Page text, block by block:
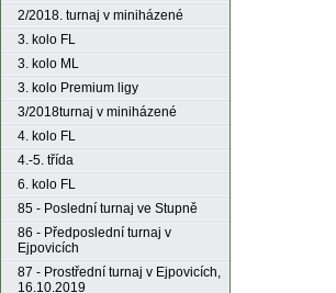
2/2018. turnaj v miniházené
3. kolo FL
3. kolo ML
3. kolo Premium ligy
3/2018turnaj v miniházené
4. kolo FL
4.-5. třída
6. kolo FL
85 - Poslední turnaj ve Stupně
86 - Předposlední turnaj v
Ejpovicích
87 - Prostřední turnaj v Ejpovicích,
16.10.2019